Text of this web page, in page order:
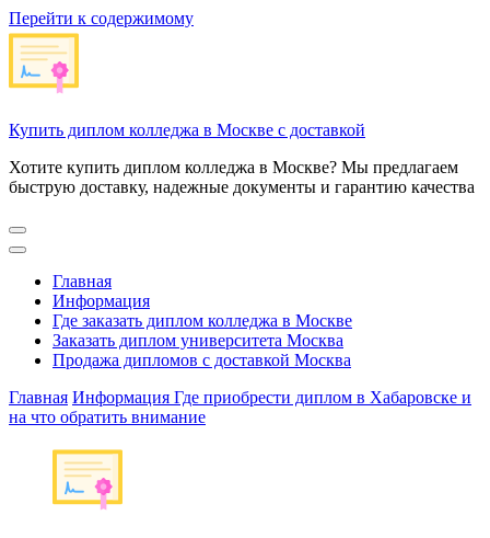
Перейти к содержимому
Купить диплом колледжа в Москве с доставкой
Хотите купить диплом колледжа в Москве? Мы предлагаем
быструю доставку, надежные документы и гарантию качества
Главная
Информация
Где заказать диплом колледжа в Москве
Заказать диплом университета Москва
Продажа дипломов с доставкой Москва
Главная Информация Где приобрести диплом в Хабаровске и
на что обратить внимание